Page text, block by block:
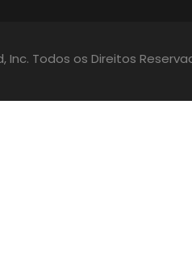
Inc. Todos os Direitos